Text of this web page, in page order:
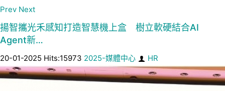
Prev Next
揚智攜光禾感知打造智慧機上盒 樹立軟硬結合AI
Agent新…
20-01-2025 Hits:15973 2025-媒體中心 HR